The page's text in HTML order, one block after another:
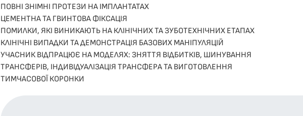
ПОВНІ ЗНІМНІ ПРОТЕЗИ НА ІМПЛАНТАТАХ
ЦЕМЕНТНА ТА ГВИНТОВА ФІКСАЦІЯ
ПОМИЛКИ, ЯКІ ВИНИКАЮТЬ НА КЛІНІЧНИХ ТА ЗУБОТЕХНІЧНИХ ЕТАПАХ
КЛІНІЧНІ ВИПАДКИ ТА ДЕМОНСТРАЦІЯ БАЗОВИХ МАНІПУЛЯЦІЙ
УЧАСНИК ВІДПРАЦЮЄ НА МОДЕЛЯХ: ЗНЯТТЯ ВІДБИТКІВ, ШИНУВАННЯ
ТРАНСФЕРІВ, ІНДИВІДУАЛІЗАЦІЯ ТРАНСФЕРА ТА ВИГОТОВЛЕННЯ
ТИМЧАСОВОЇ КОРОНКИ